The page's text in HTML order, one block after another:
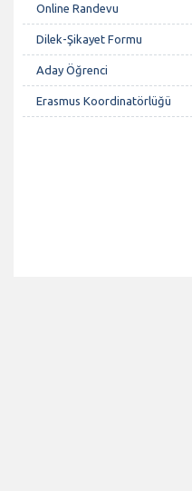
Online Randevu
Dilek-Şikayet Formu
Aday Öğrenci
Erasmus Koordinatörlüğü